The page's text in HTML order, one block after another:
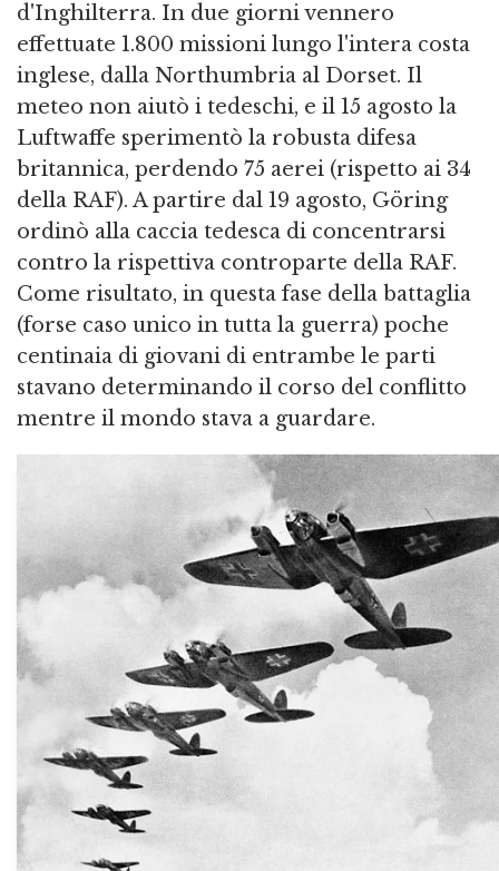
d'Inghilterra. In due giorni vennero
effettuate 1.800 missioni lungo l'intera costa
inglese, dalla Northumbria al Dorset. Il
meteo non aiutò i tedeschi, e il 15 agosto la
Luftwaffe sperimentò la robusta difesa
britannica, perdendo 75 aerei (rispetto ai 34
della RAF). A partire dal 19 agosto, Göring
ordinò alla caccia tedesca di concentrarsi
contro la rispettiva controparte della RAF.
Come risultato, in questa fase della battaglia
(forse caso unico in tutta la guerra) poche
centinaia di giovani di entrambe le parti
stavano determinando il corso del conflitto
mentre il mondo stava a guardare.